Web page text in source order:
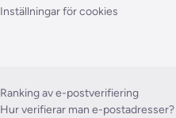
Inställningar för cookies
Ranking av e-postverifiering
Hur verifierar man e-postadresser?